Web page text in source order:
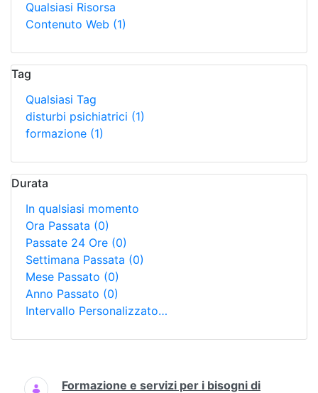
Qualsiasi Risorsa
Contenuto Web (1)
Tag
Qualsiasi Tag
disturbi psichiatrici (1)
formazione (1)
Durata
In qualsiasi momento
Ora Passata (0)
Passate 24 Ore (0)
Settimana Passata (0)
Mese Passato (0)
Anno Passato (0)
Intervallo Personalizzato…
Ricerca
Formazione e servizi per i bisogni di